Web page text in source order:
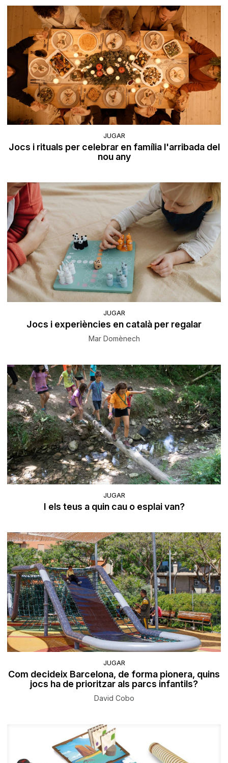
JUGAR
Jocs i rituals per celebrar en família l'arribada del
nou any
JUGAR
Jocs i experiències en català per regalar
Mar Domènech
JUGAR
I els teus a quin cau o esplai van?
JUGAR
Com decideix Barcelona, de forma pionera, quins
jocs ha de prioritzar als parcs infantils?
David Cobo